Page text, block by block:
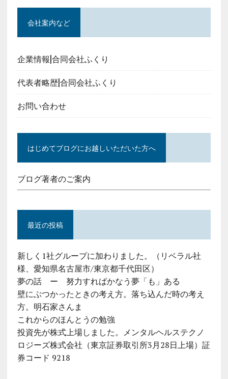
会社案内など
企業情報|合同会社ふくり
代表者略歴|合同会社ふくり
お問い合わせ
はじめてブログにお越しいただいた方へ
ブログ著者のご案内
最近の投稿
新しく1社グループに加わりました。（リベラル社
様、愛知県名古屋市/東京都千代田区）
夢の話 ー 努力すればかなう夢「も」ある
壁にぶつかったときの考え方。落ち込んだ時の考え
方。明石家さんま
これからのほんとうの勉強
投資先が株式上場しました。メンタルヘルステクノ
ロジーズ株式会社（東京証券取引所3月28日上場）証
券コード 9218